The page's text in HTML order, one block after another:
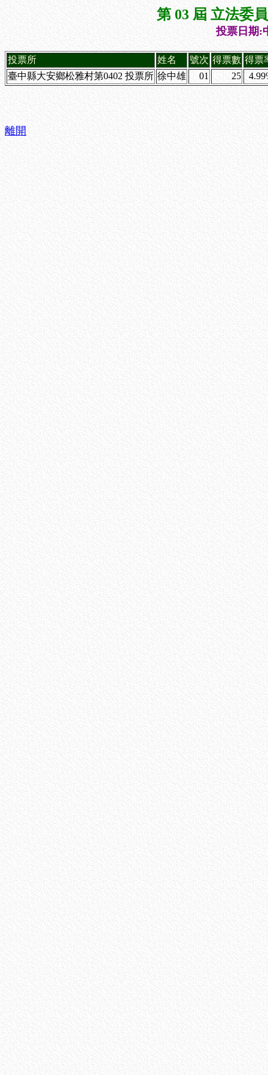
第 03 屆 立法委
投票日期:
投票所 姓名 號次 得票數 得票
臺中縣大安鄉松雅村第0402 投票所 徐中雄 01 25
離開